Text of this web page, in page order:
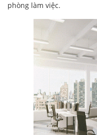
phòng làm việc.